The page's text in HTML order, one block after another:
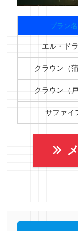
プラン名
エル・ド
クラウン（蒲
クラウン（戸
サファイ